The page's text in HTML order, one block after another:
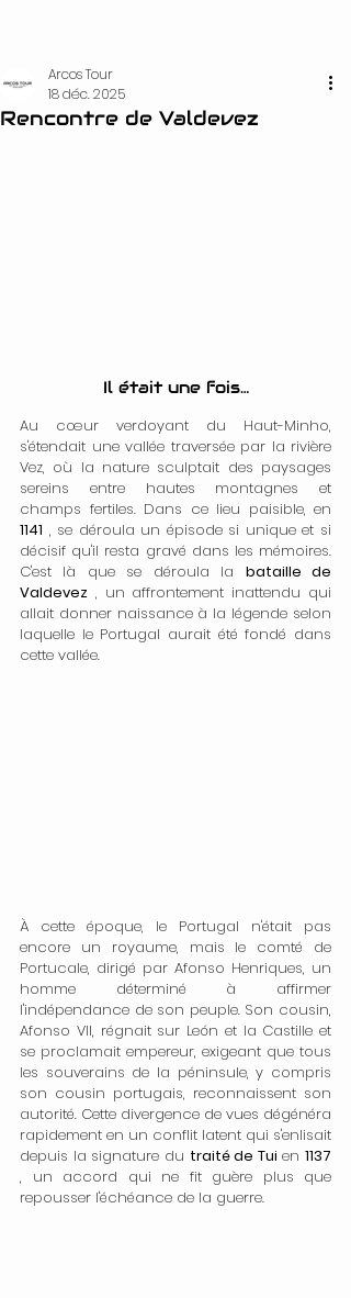
Rencontre de Valdevez
Arcos Tour
18 déc. 2025
Il était une fois…
Au cœur verdoyant du Haut-Minho,
s'étendait une vallée traversée par la rivière
Vez, où la nature sculptait des paysages
sereins entre hautes montagnes et
1141 , se déroula un épisode si unique et si
décisif qu'il resta gravé dans les mémoires.
C'est là que se déroula la bataille de
Valdevez , un affrontement inattendu qui
allait donner naissance à la légende selon
laquelle le Portugal aurait été fondé dans
cette vallée.
À cette époque, le Portugal n'était pas
encore un royaume, mais le comté de
Portucale, dirigé par Afonso Henriques, un
homme déterminé à affirmer
l'indépendance de son peuple. Son cousin,
Afonso VII, régnait sur León et la Castille et
se proclamait empereur, exigeant que tous
les souverains de la péninsule, y compris
son cousin portugais, reconnaissent son
autorité. Cette divergence de vues dégénéra
rapidement en un conflit latent qui s'enlisait
depuis la signature du traité de Tui en 1137
, un accord qui ne fit guère plus que
repousser l'échéance de la guerre.